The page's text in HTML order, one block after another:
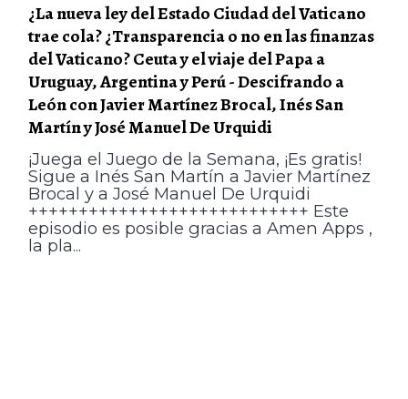
¿La nueva ley del Estado Ciudad del Vaticano
trae cola? ¿Transparencia o no en las finanzas
del Vaticano? Ceuta y el viaje del Papa a
Uruguay, Argentina y Perú - Descifrando a
León con Javier Martínez Brocal, Inés San
Martín y José Manuel De Urquidi
¡Juega el Juego de la Semana, ¡Es gratis!
Sigue a Inés San Martín a Javier Martínez
Brocal y a José Manuel De Urquidi
++++++++++++++++++++++++++++ Este
episodio es posible gracias a Amen Apps ,
la pla...